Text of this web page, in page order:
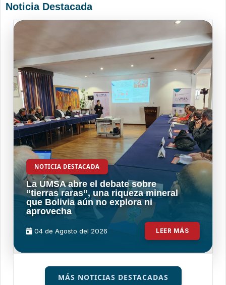
Noticia Destacada
NOTICIA DESTACADA
La UMSA abre el debate sobre
“tierras raras”, una riqueza mineral
que Bolivia aún no explora ni
aprovecha
04 de Agosto del 2026 LEER MÁS
MÁS NOTICIAS DESTACADAS